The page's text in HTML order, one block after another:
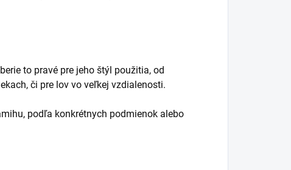
to pravé pre jeho štýl použitia, od
či pre lov vo veľkej vzdialenosti.
podľa konkrétnych podmienok alebo